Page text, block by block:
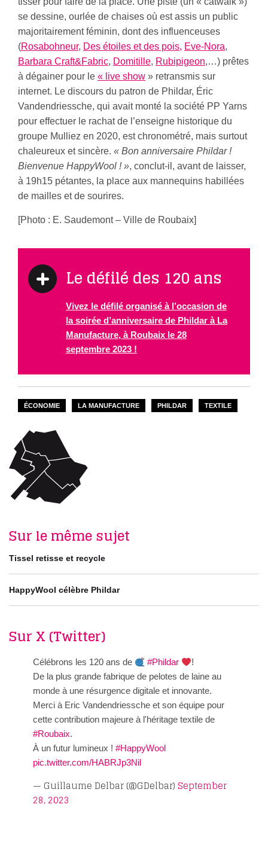
se dessine, ourlée de chaises où est assis un public
majoritairement féminin, dont des influenceuses
(Rosabohneur, Des étoiles et des pois, Eve-Nora,
Barbara Craft&Fabric, Domitille, Rubipigeon,…) prêtes
à dégainer pour le « live show » retransmis sur
internet. Le discours du patron de Phildar, Éric
Vandendriessche, qui avait monté la société PP Yarns
pour effectuer le rachat de l’enseigne historique du
groupe Mulliez en 2020, est chronométré, mais surtout
chaleureux et sincère. « Bon anniversaire Phildar !
Bienvenue HappyWool ! », conclut-il, avant de laisser,
à 19h15 pétantes, la place aux mannequins habillées
de mailles et de sourires.
[Photo : E. Saudemont – Ville de Roubaix]
Le défilé des 120 ans
Vivez le défilé organisé à l’occasion de
la soirée d’anniversaire de Phildar à La
Manufacture, à Roubaix le 28
septembre 2023 !
ÉCONOMIE LA MANUFACTURE PHILDAR TEXTILE
Sur le même sujet
Tissel retisse et recycle
HappyWool célèbre Phildar
Sur X (Twitter)
Célébrons les 120 ans de #Phildar
!
De la plus grande fabrique de pelotes de laine au
monde à une résurgence digitale et innovante.
Merci à Eric Vandendriessche et son équipe pour
cette contribution majeure à l'héritage textile de
#Roubaix.
À un futur lumineux ! #HappyWool
pic.twitter.com/HABRJp3Nil
— Guillaume Delbar (@GDelbar)September
28, 2023